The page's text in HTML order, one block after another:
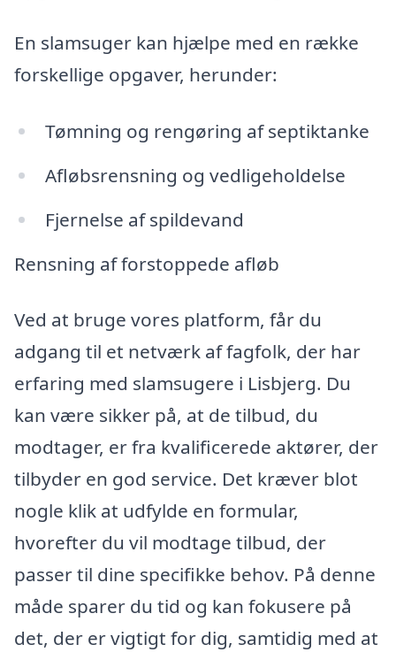
En slamsuger kan hjælpe med en række
forskellige opgaver, herunder:
Tømning og rengøring af septiktanke
Afløbsrensning og vedligeholdelse
Fjernelse af spildevand
Rensning af forstoppede afløb
Ved at bruge vores platform, får du
adgang til et netværk af fagfolk, der har
erfaring med slamsugere i Lisbjerg. Du
kan være sikker på, at de tilbud, du
modtager, er fra kvalificerede aktører, der
tilbyder en god service. Det kræver blot
nogle klik at udfylde en formular,
hvorefter du vil modtage tilbud, der
passer til dine specifikke behov. På denne
måde sparer du tid og kan fokusere på
det, der er vigtigt for dig, samtidig med at